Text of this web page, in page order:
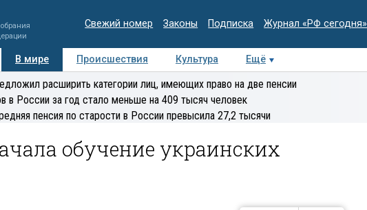
Свежий номер Законы Подписка Журнал «РФ сегодня»
В мире Происшествия Культура Ещё
Медиацентр Интервью Колумнисты
Деловая
расширить категории лиц, имеющих право на две пенсии
в России за год стало меньше на 409 тысяч человек
пенсия по старости в России превысила 27,2 тысячи
обучение украинских